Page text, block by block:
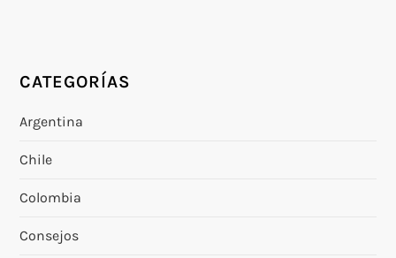
CATEGORÍAS
Argentina
Chile
Colombia
Consejos